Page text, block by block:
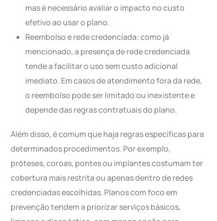
mas é necessário avaliar o impacto no custo
efetivo ao usar o plano.
Reembolso e rede credenciada: como já
mencionado, a presença de rede credenciada
tende a facilitar o uso sem custo adicional
imediato. Em casos de atendimento fora da rede,
o reembolso pode ser limitado ou inexistente e
depende das regras contratuais do plano.
Além disso, é comum que haja regras específicas para
determinados procedimentos. Por exemplo,
próteses, coroas, pontes ou implantes costumam ter
cobertura mais restrita ou apenas dentro de redes
credenciadas escolhidas. Planos com foco em
prevenção tendem a priorizar serviços básicos,